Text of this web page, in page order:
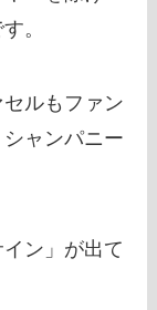
。
ルもファン
ャンパニー
ン」が出て